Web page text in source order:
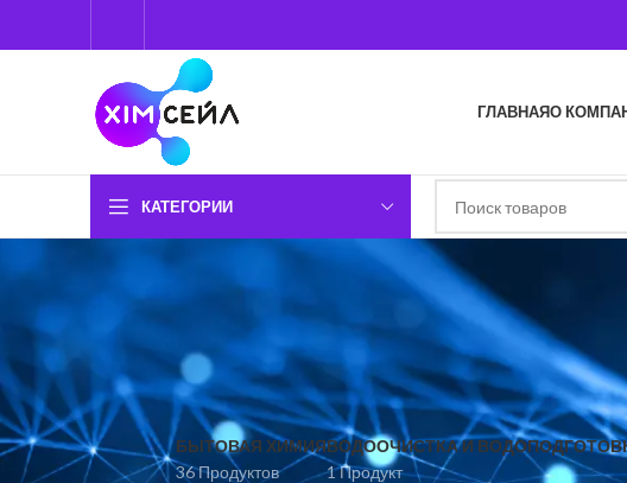
ГЛАВНАЯО
КАТЕГОРИИ
БЫТОВАЯ ХИМИЯ
36 Продуктов
ВОДООЧИСТКА И
1 Продукт